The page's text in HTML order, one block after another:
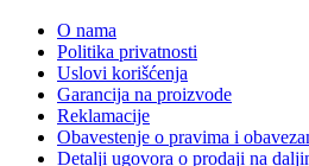
O nama
Politika privatnosti
Uslovi korišćenja
Garancija na proizvode
Reklamacije
Obavestenje o pravima i
Detalji ugovora o prodaji na